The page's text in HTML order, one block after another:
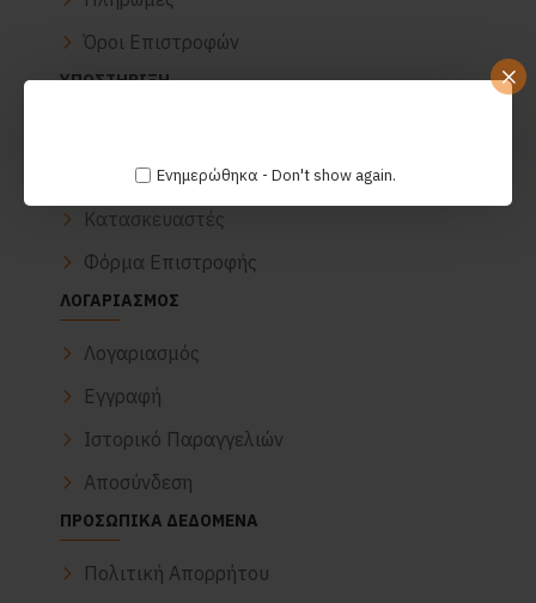
Ενημερώθηκα - Don't show again.
Όροι Επιστροφών
ΥΠΟΣΤΉΡΙΞΗ
Ξέχασα τον κωδικό μου
Κατασκευαστές
Φόρμα Επιστροφής
ΛΟΓΑΡΙΑΣΜΌΣ
Λογαριασμός
Εγγραφή
Ιστορικό Παραγγελιών
Αποσύνδεση
ΠΡΟΣΩΠΙΚΆ ΔΕΔΟΜΈΝΑ
Πολιτική Απορρήτου